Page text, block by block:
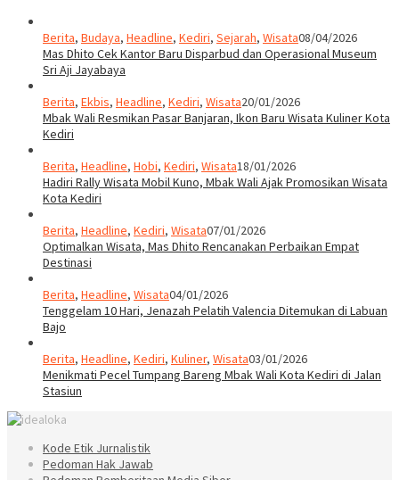
Berita, Budaya, Headline, Kediri, Sejarah, Wisata08/04/2026
Mas Dhito Cek Kantor Baru Disparbud dan Operasional Museum
Sri Aji Jayabaya
Berita, Ekbis, Headline, Kediri, Wisata20/01/2026
Mbak Wali Resmikan Pasar Banjaran, Ikon Baru Wisata Kuliner Kota
Kediri
Berita, Headline, Hobi, Kediri, Wisata18/01/2026
Hadiri Rally Wisata Mobil Kuno, Mbak Wali Ajak Promosikan Wisata
Kota Kediri
Berita, Headline, Kediri, Wisata07/01/2026
Optimalkan Wisata, Mas Dhito Rencanakan Perbaikan Empat
Destinasi
Berita, Headline, Wisata04/01/2026
Tenggelam 10 Hari, Jenazah Pelatih Valencia Ditemukan di Labuan
Bajo
Berita, Headline, Kediri, Kuliner, Wisata03/01/2026
Menikmati Pecel Tumpang Bareng Mbak Wali Kota Kediri di Jalan
Stasiun
Kode Etik Jurnalistik
Pedoman Hak Jawab